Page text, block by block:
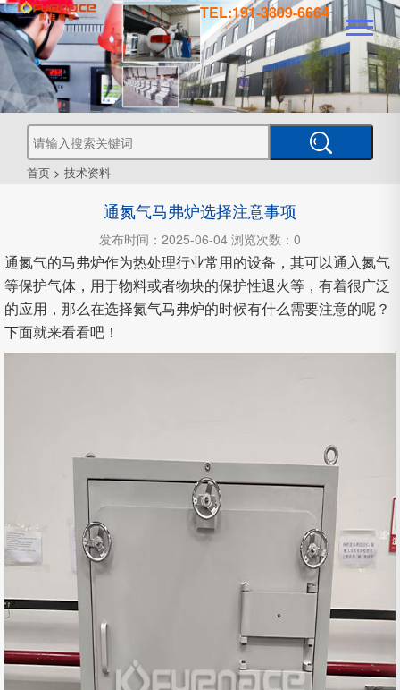
TEL:191-3809-6664
首页 > 技术资料
通氮气马弗炉选择注意事项
发布时间：2025-06-04 浏览次数：0
通氮气的马弗炉作为热处理行业常用的设备，其可以通入氮气
等保护气体，用于物料或者物块的保护性退火等，有着很广泛
的应用，那么在选择氮气马弗炉的时候有什么需要注意的呢？
下面就来看看吧！
真
空管
炉
式
炉
CVD
PECVD
真
空
钎
焊
炉
真
空
烧
结
空
热
处
空
炉